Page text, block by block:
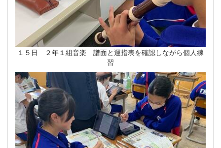
１５日 ２年１組音楽 譜面と運指表を確認しながら個人練
習